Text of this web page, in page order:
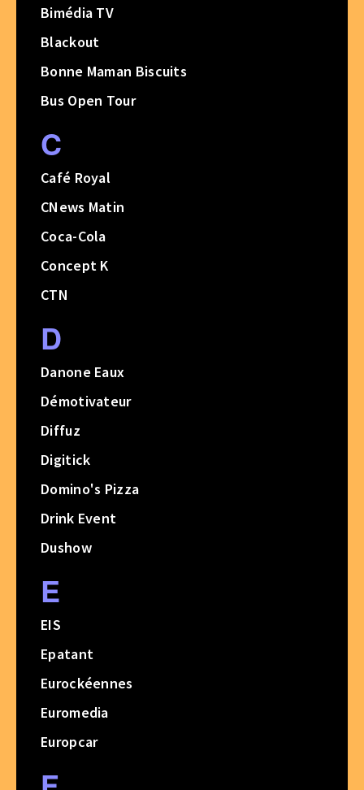
Bimédia TV
Blackout
Bonne Maman Biscuits
Bus Open Tour
C
Café Royal
CNews Matin
Coca-Cola
Concept K
CTN
D
Danone Eaux
Démotivateur
Diffuz
Digitick
Domino's Pizza
Drink Event
Dushow
E
EIS
Epatant
Eurockéennes
Euromedia
Europcar